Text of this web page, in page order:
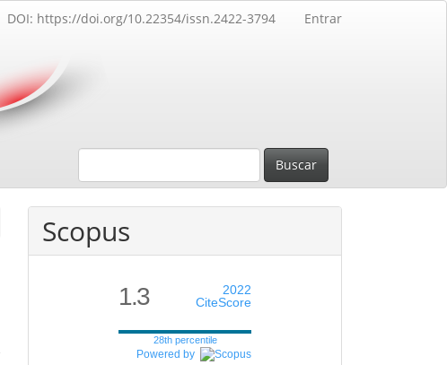
DOI: https://doi.org/10.22354/issn.2422-3794 Entrar
Buscar
Scopus
1.3
2022
CiteScore
28th percentile
Powered by